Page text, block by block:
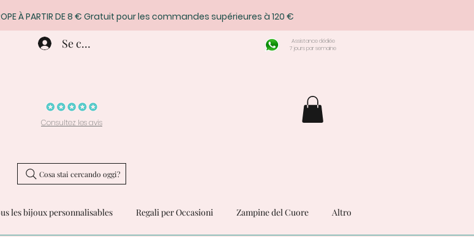
À PARTIR DE 8 € Gratuit pour les commandes supérieures à 120 €
Se connecter
Consultez les avis
Assistance dédiée
7 jours par semaine
Cosa stai cercando oggi?
les bijoux personnalisables Regali per Occasioni Zampine del Cuore Altro